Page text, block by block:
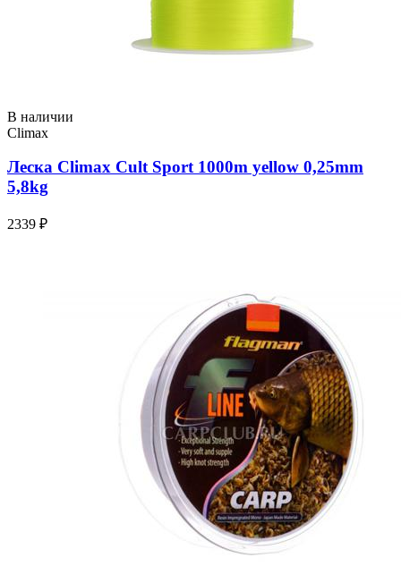
В наличии
Climax
Леска Climax Cult Sport 1000m yellow 0,25mm
5,8kg
2339 ₽